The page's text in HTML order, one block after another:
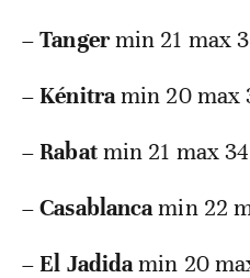
–Tangermin 21 max
–Kénitramin 20 max
–Rabatmin 21 max 34
–Casablancamin 22
–El Jadidamin 20